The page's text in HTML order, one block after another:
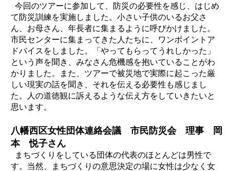
今回のツアーに参加して、防災の必要性を感じ、はじめ
て防災訓練を実施しました。小さい子供のいるお父さ
ん、お母さん、年長者に集まるように呼びかけました。
市民センターに集まってきた人たちに、ワンポイントア
ドバイスをしました。「やってもらってうれしかった」
という声を聞き、みなさん危機感を抱いていることがわ
かりました。また、ツアーで被災地で実際に起こった厳
しい現実の話を聞き、それを伝える必要性も感じまし
た。人の道徳観に訴えるような伝え方をしていきたいと
思います。
八幡西区女性団体連絡会議 市民防災会 理事 岡
本 悦子さん
まちづくりをしている団体の代表のほとんどは男性で
す。当然、まちづくりの意思決定の場に女性は少なく女